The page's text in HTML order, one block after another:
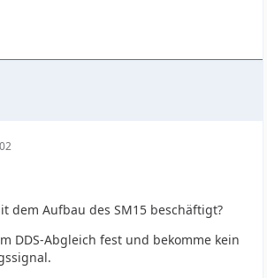
dem Aufbau des SM15 beschäftigt?
DDS-Abgleich fest und bekomme kein